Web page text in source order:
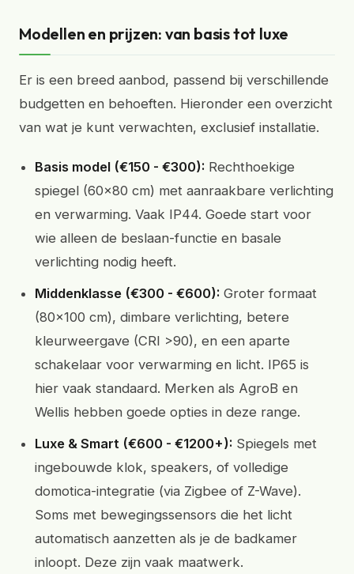
Modellen en prijzen: van basis tot luxe
Er is een breed aanbod, passend bij verschillende
budgetten en behoeften. Hieronder een overzicht
van wat je kunt verwachten, exclusief installatie.
Basis model (€150 - €300): Rechthoekige
spiegel (60x80 cm) met aanraakbare verlichting
en verwarming. Vaak IP44. Goede start voor
wie alleen de beslaan-functie en basale
verlichting nodig heeft.
Middenklasse (€300 - €600): Groter formaat
(80x100 cm), dimbare verlichting, betere
kleurweergave (CRI >90), en een aparte
schakelaar voor verwarming en licht. IP65 is
hier vaak standaard. Merken als AgroB en
Wellis hebben goede opties in deze range.
Luxe & Smart (€600 - €1200+): Spiegels met
ingebouwde klok, speakers, of volledige
domotica-integratie (via Zigbee of Z-Wave).
Soms met bewegingssensors die het licht
automatisch aanzetten als je de badkamer
inloopt. Deze zijn vaak maatwerk.